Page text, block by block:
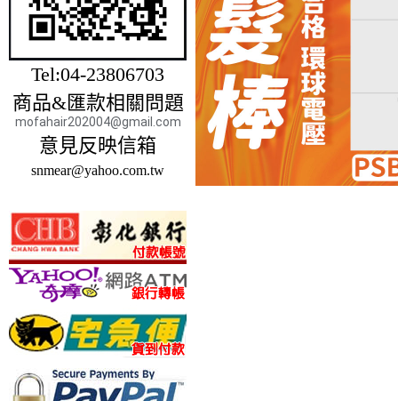
Tel:04-23806703
商品&匯款相關問題
mofahair202004@gmail.com
意見反映信箱
snmear@yahoo.com.tw